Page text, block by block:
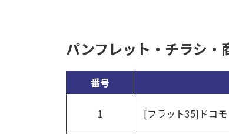
パンフレット・チラシ・
番号
1 [フラット35]ドコ